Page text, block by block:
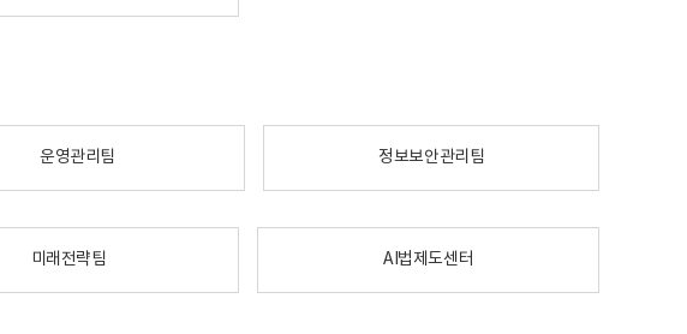
운영관리팀 정보보안관리팀
미래전략팀 AI법제도센터